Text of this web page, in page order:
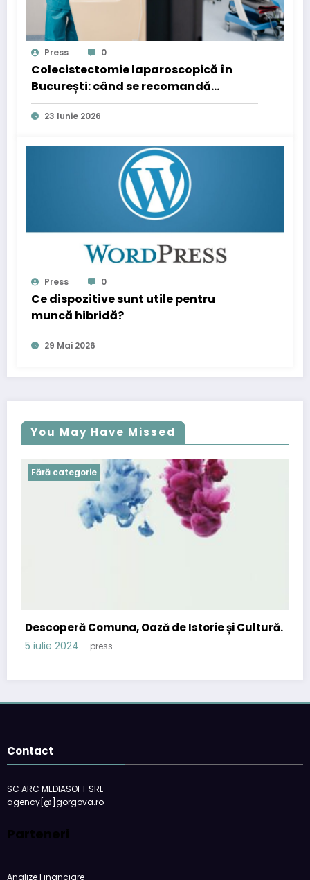
Press 0
Colecistectomie laparoscopică în
București: când se recomandă
operația de fiere
23 Iunie 2026
Press 0
Ce dispozitive sunt utile pentru
muncă hibridă?
29 Mai 2026
You May Have Missed
Fără categorie
Descoperă Comuna, Oază de Istorie și Cultură.
5 iulie 2024 press
Contact
SC ARC MEDIASOFT SRL
agency[@]gorgova.ro
Parteneri
Analize Financiare